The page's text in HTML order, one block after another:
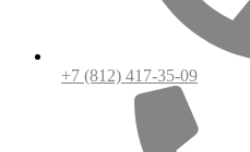
+7 (812) 417-35-09